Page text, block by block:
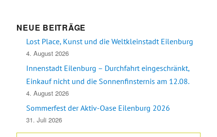
NEUE BEITRÄGE
Lost Place, Kunst und die Weltkleinstadt Eilenburg
4. August 2026
Innenstadt Eilenburg – Durchfahrt eingeschränkt,
Einkauf nicht und die Sonnenfinsternis am 12.08.
4. August 2026
Sommerfest der Aktiv-Oase Eilenburg 2026
31. Juli 2026